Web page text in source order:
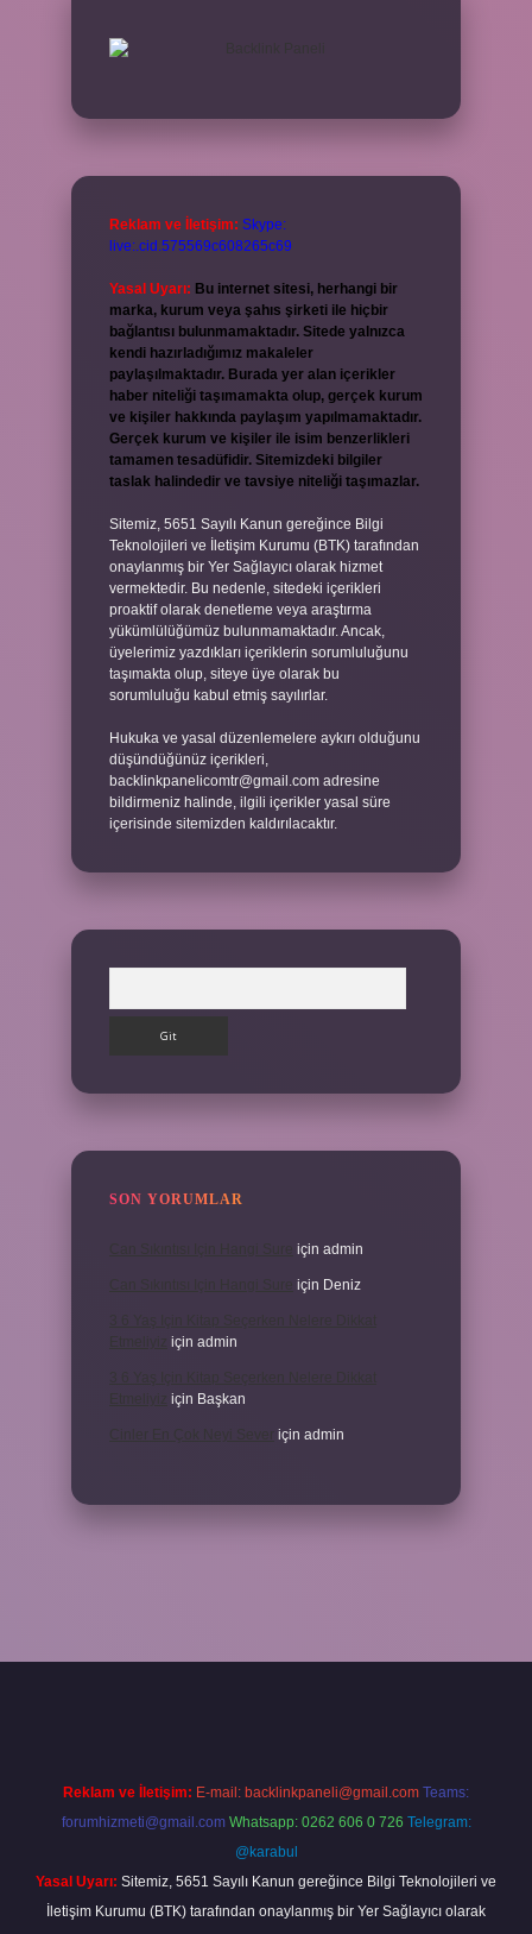
Reklam ve İletişim: Skype:
live:.cid.575569c608265c69
Yasal Uyarı: Bu internet sitesi, herhangi bir
marka, kurum veya şahıs şirketi ile hiçbir
bağlantısı bulunmamaktadır. Sitede yalnızca
kendi hazırladığımız makaleler
paylaşılmaktadır. Burada yer alan içerikler
haber niteliği taşımamakta olup, gerçek kurum
ve kişiler hakkında paylaşım yapılmamaktadır.
Gerçek kurum ve kişiler ile isim benzerlikleri
tamamen tesadüfidir. Sitemizdeki bilgiler
taslak halindedir ve tavsiye niteliği taşımazlar.
Sitemiz, 5651 Sayılı Kanun gereğince Bilgi
Teknolojileri ve İletişim Kurumu (BTK) tarafından
onaylanmış bir Yer Sağlayıcı olarak hizmet
vermektedir. Bu nedenle, sitedeki içerikleri
proaktif olarak denetleme veya araştırma
yükümlülüğümüz bulunmamaktadır. Ancak,
üyelerimiz yazdıkları içeriklerin sorumluluğunu
taşımakta olup, siteye üye olarak bu
sorumluluğu kabul etmiş sayılırlar.
Hukuka ve yasal düzenlemelere aykırı olduğunu
düşündüğünüz içerikleri,
backlinkpanelicomtr@gmail.com adresine
bildirmeniz halinde, ilgili içerikler yasal süre
içerisinde sitemizden kaldırılacaktır.
SON YORUMLAR
için admin
için Deniz
için admin
için Başkan
için admin
Reklam ve İletişim: E-mail: backlinkpaneli@gmail.com Teams:
forumhizmeti@gmail.com Whatsapp: 0262 606 0 726 Telegram:
@karabul
Yasal Uyarı: Sitemiz, 5651 Sayılı Kanun gereğince Bilgi Teknolojileri ve
İletişim Kurumu (BTK) tarafından onaylanmış bir Yer Sağlayıcı olarak